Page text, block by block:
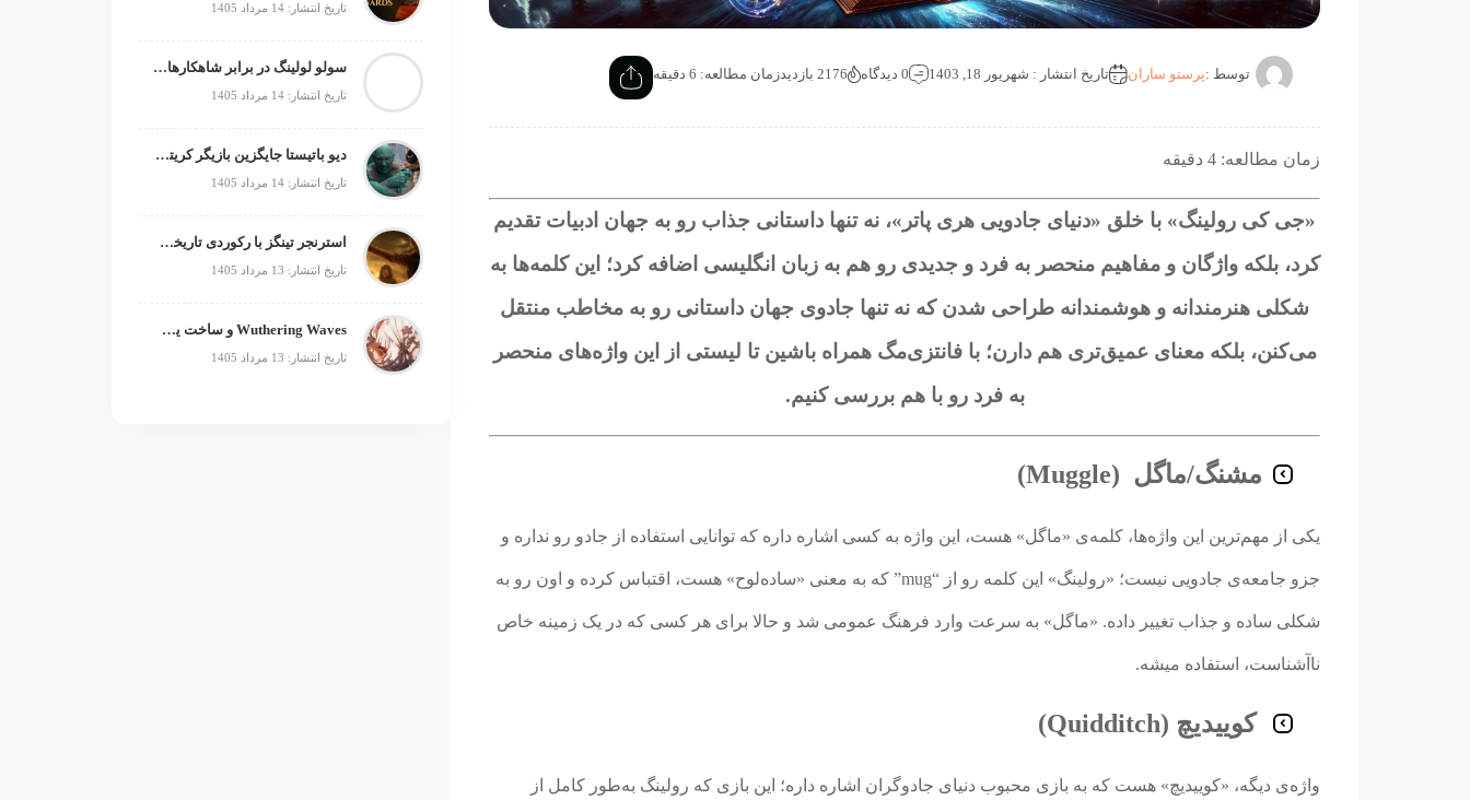
توسط :پرستو ساران تاریخ انتشار : شهریور 18, 1403 0 دیدگاه 2176 بازدید زمان مطالعه: 6 دقیقه
زمان مطالعه: 4 دقیقه
«جی کی رولینگ» با خلق «دنیای جادویی هری پاتر»، نه تنها داستانی جذاب رو به جهان ادبیات تقدیم
کرد، بلکه واژگان و مفاهیم منحصر به فرد و جدیدی رو هم به زبان انگلیسی اضافه کرد؛ این کلمه‌ها به
شکلی هنرمندانه و هوشمندانه طراحی شدن که نه تنها جادوی جهان داستانی رو به مخاطب منتقل
می‌کنن، بلکه معنای عمیق‌تری هم دارن؛ با فانتزی‌مگ همراه باشین تا لیستی از این واژه‌های منحصر
به فرد رو با هم بررسی کنیم.
مشنگ/ماگل (Muggle)
یکی از مهم‌ترین این واژه‌ها، کلمه‌ی «ماگل» هست، این واژه به کسی اشاره داره که توانایی استفاده از جادو رو نداره و
جزو جامعه‌ی جادویی نیست؛ «رولینگ» این کلمه رو از “mug” که به معنی «ساده‌لوح» هست، اقتباس کرده و اون رو به
شکلی ساده و جذاب تغییر داده. «ماگل» به سرعت وارد فرهنگ عمومی شد و حالا برای هر کسی که در یک زمینه خاص
ناآشناست، استفاده میشه.
کوییدیچ (Quidditch)
واژه‌ی دیگه، «کوییدیچ» هست که به بازی محبوب دنیای جادوگران اشاره داره؛ این بازی که رولینگ به‌طور کامل از
تاریخ انتشار: 14 مرداد 1405
سولو لولینگ در برابر شاهکارهای انیمه؛ چه چیزی کم دارد؟
تاریخ انتشار: 14 مرداد 1405
دیو باتیستا جایگزین بازیگر کریتوس می‌شود؟
تاریخ انتشار: 14 مرداد 1405
استرنجر تینگز با رکوردی تاریخی صدرنشین شد
تاریخ انتشار: 13 مرداد 1405
Wuthering Waves و ساخت یک فرنچایز بزرگ؛ از بازی تا انیمه
تاریخ انتشار: 13 مرداد 1405